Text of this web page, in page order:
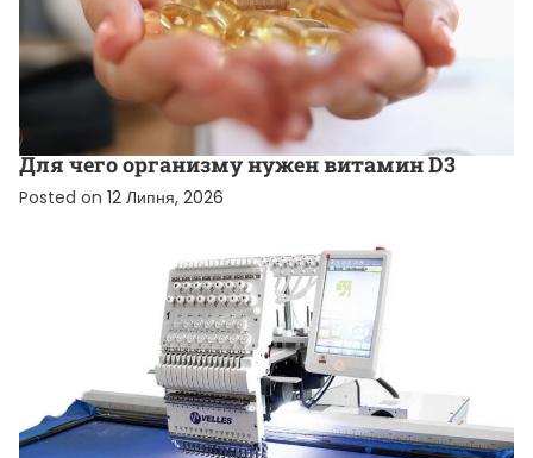
НОВИНИ ВІД КОМПАНІЙ
Для чего организму нужен витамин D3
Posted on 12 Липня, 2026